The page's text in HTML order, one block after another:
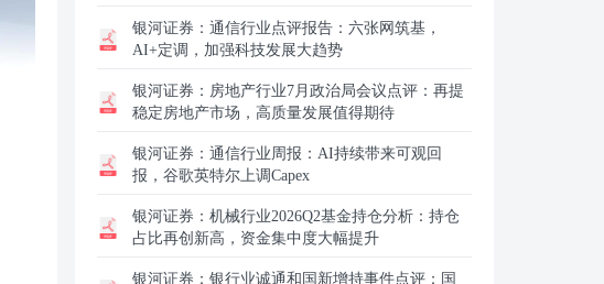
银河证券： 通信行业点评报告：六张网筑基，
AI+定调，加强科技发展大趋势
银河证券： 房地产行业7月政治局会议点评：再提
稳定房地产市场，高质量发展值得期待
银河证券： 通信行业周报：AI持续带来可观回
报，谷歌英特尔上调Capex
银河证券： 机械行业2026Q2基金持仓分析：持仓
占比再创新高，资金集中度大幅提升
银河证券： 银行业诚通和国新增持事件点评：国